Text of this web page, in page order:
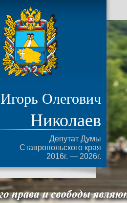
Игорь Олегович
Николаев
Депутат Думы
Ставропольского края
2016г. — 2026г.